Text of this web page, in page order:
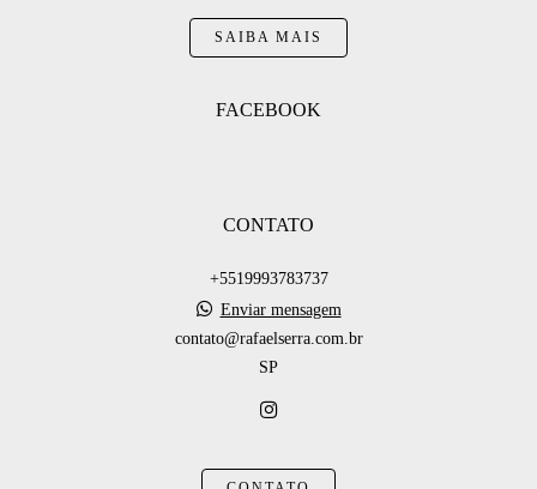
SAIBA MAIS
FACEBOOK
CONTATO
+5519993783737
Enviar mensagem
contato@rafaelserra.com.br
SP